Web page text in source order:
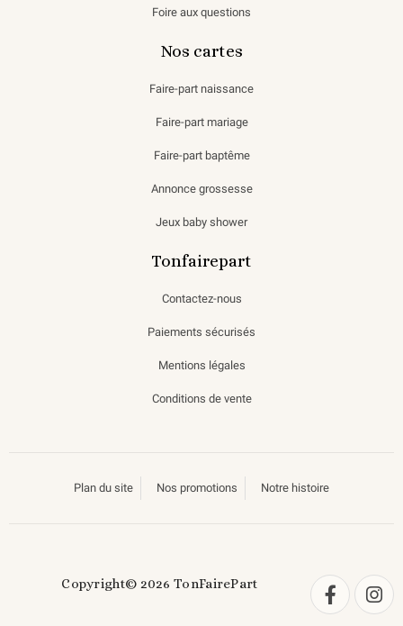
Foire aux questions
Nos cartes
Faire-part naissance
Faire-part mariage
Faire-part baptême
Annonce grossesse
Jeux baby shower
Tonfairepart
Contactez-nous
Paiements sécurisés
Mentions légales
Conditions de vente
Plan du site Nos promotions Notre histoire
Copyright© 2026 TonFairePart